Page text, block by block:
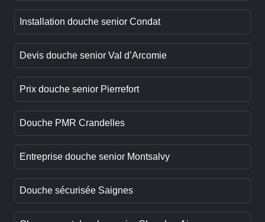
Installation douche senior Condat
Devis douche senior Val d’Arcomie
Prix douche senior Pierrefort
Douche PMR Crandelles
Entreprise douche senior Montsalvy
Douche sécurisée Saignes